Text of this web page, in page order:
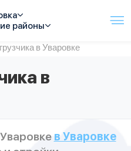
районы
в Уваровке
в
в Уваровке